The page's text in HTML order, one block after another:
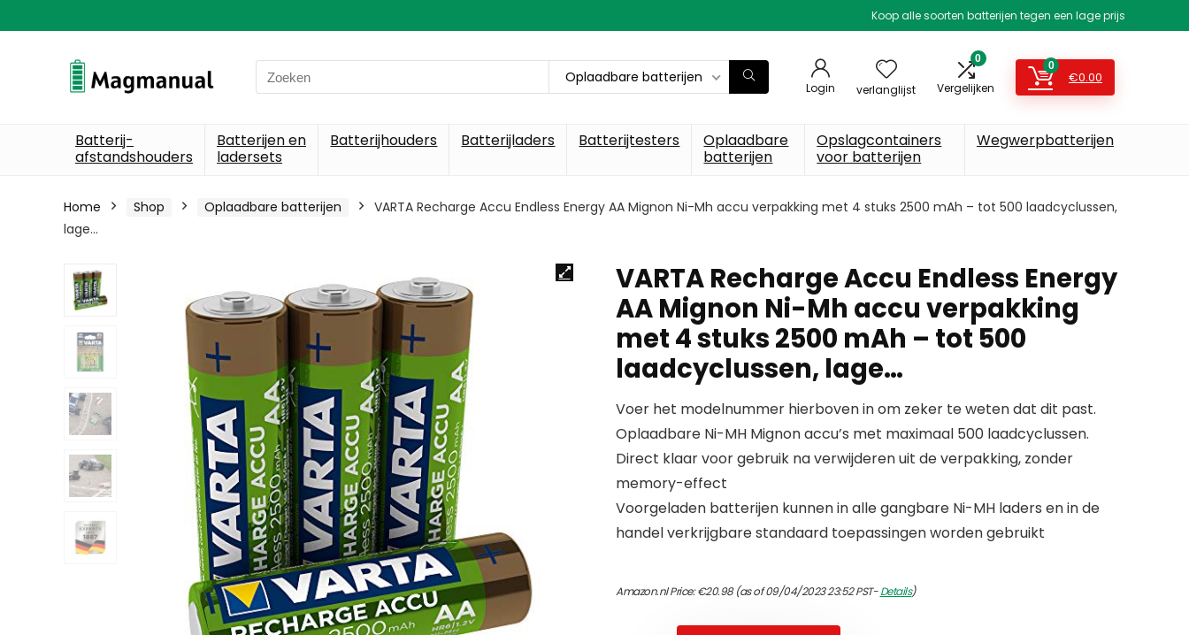
Koop alle soorten batterijen tegen een lage prijs
Search
for:
Oplaadbare batterijen
Login verlanglijst
0
Vergelijken
0
€0.00
Batterij-
afstandshouders
Batterijen en
ladersets
Batterijhouders Batterijladers Batterijtesters
Oplaadbare
batterijen
Opslagcontainers
voor batterijen
Wegwerpbatterijen
Home Shop Oplaadbare batterijen
VARTA Recharge Accu Endless Energy AA Mignon Ni-Mh accu verpakking met 4 stuks 2500 mAh – tot 500 laadcyclussen,
lage…
VARTA Recharge Accu Endless Energy
AA Mignon Ni-Mh accu verpakking
met 4 stuks 2500 mAh – tot 500
laadcyclussen, lage…
Voer het modelnummer hierboven in om zeker te weten dat dit past.
Oplaadbare Ni-MH Mignon accu’s met maximaal 500 laadcyclussen.
Direct klaar voor gebruik na verwijderen uit de verpakking, zonder
memory-effect
Voorgeladen batterijen kunnen in alle gangbare Ni-MH laders en in de
handel verkrijgbare standaard toepassingen worden gebruikt
Amazon.nl Price:€20.98(as of 09/04/2023 23:52 PST-Details)